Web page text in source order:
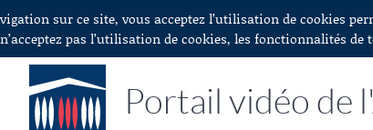
sur ce site, vous acceptez l’utilisation de cookies
n’acceptez pas l’utilisation de cookies, les fonctionnalités
Portail vidéo de